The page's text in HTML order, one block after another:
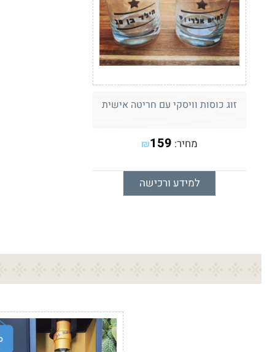
זוג כוסות וויסקי עם חריטה אישית
מחיר: ₪159
למידע ורכישה